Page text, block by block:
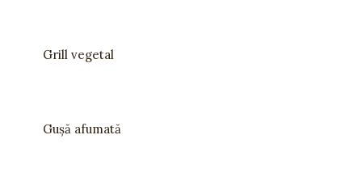
Grill vegetal
Gușă afumată